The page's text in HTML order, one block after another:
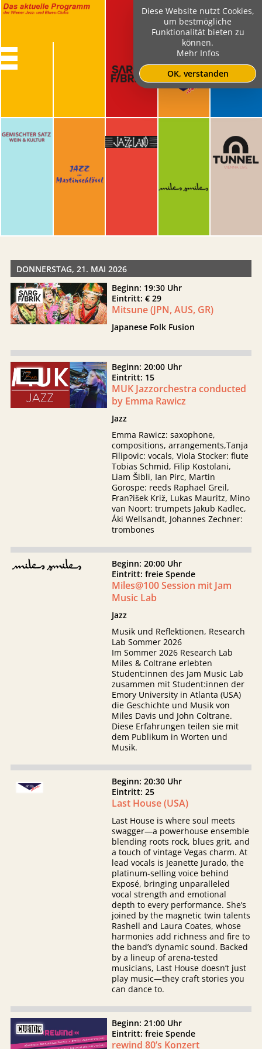
DONNERSTAG, 21. MAI 2026
Beginn: 19:30 Uhr
Eintritt: € 29
Mitsune (JPN, AUS, GR)
Japanese Folk Fusion
Beginn: 20:00 Uhr
Eintritt: 15
MUK Jazzorchestra conducted
by Emma Rawicz
Jazz
Emma Rawicz: saxophone,
compositions, arrangements,Tanja
Filipovic: vocals, Viola Stocker: flute
Tobias Schmid, Filip Kostolani,
Liam Šibli, Ian Pirc, Martin
Gorospe: reeds Raphael Greil,
Fran?išek Križ, Lukas Mauritz, Mino
van Noort: trumpets Jakub Kadlec,
Áki Wellsandt, Johannes Zechner:
trombones
Beginn: 20:00 Uhr
Eintritt: freie Spende
Miles@100 Session mit Jam
Music Lab
Jazz
Musik und Reflektionen, Research
Lab Sommer 2026
Im Sommer 2026 Research Lab
Miles & Coltrane erlebten
Student:innen des Jam Music Lab
zusammen mit Student:innen der
Emory University in Atlanta (USA)
die Geschichte und Musik von
Miles Davis und John Coltrane.
Diese Erfahrungen teilen sie mit
dem Publikum in Worten und
Musik.
Beginn: 20:30 Uhr
Eintritt: 25
Last House (USA)
Last House is where soul meets
swagger—a powerhouse ensemble
blending roots rock, blues grit, and
a touch of vintage Vegas charm. At
lead vocals is Jeanette Jurado, the
platinum-selling voice behind
Exposé, bringing unparalleled
vocal strength and emotional
depth to every performance. She’s
joined by the magnetic twin talents
Rashell and Laura Coates, whose
harmonies add richness and fire to
the band’s dynamic sound. Backed
by a lineup of arena-tested
musicians, Last House doesn’t just
play music—they craft stories you
can dance to.
Beginn: 21:00 Uhr
Eintritt: freie Spende
rewind 80’s Konzert
Diese Website nutzt Cookies,
um bestmögliche
Funktionalität bieten zu
können.
Mehr Infos
OK, verstanden